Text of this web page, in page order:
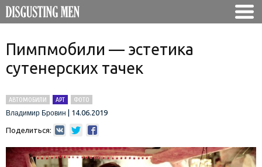
Пимпмобили — эстетика
сутенерских тачек
АВТОМОБИЛИ АРТ
ФОТО
Владимир Бровин
14.06.2019
Поделиться: